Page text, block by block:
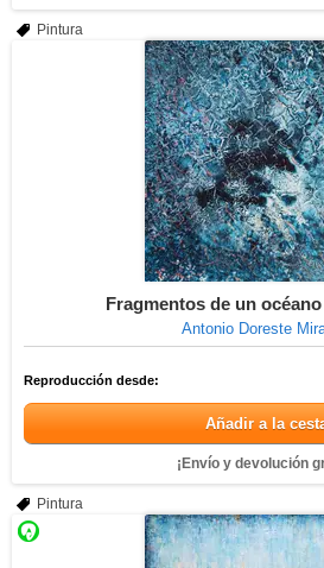
Pintura
Fragmentos de un
Antonio Doreste
Reproducción desde:
Añadir a la
¡Envío y devolución
Pintura